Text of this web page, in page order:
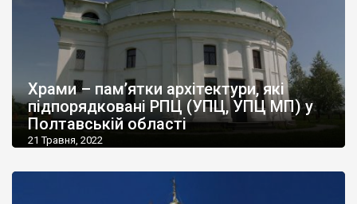
Храми – пам’ятки архітектури, які
підпорядковані РПЦ (УПЦ, УПЦ МП) у
Полтавській області
21 Травня, 2022